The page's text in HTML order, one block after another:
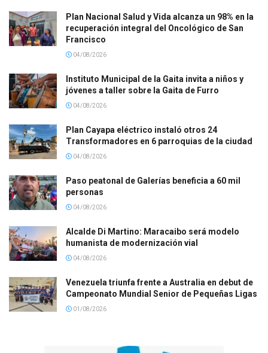
Plan Nacional Salud y Vida alcanza un 98% en la
recuperación integral del Oncológico de San
Francisco
04/08/2026
Instituto Municipal de la Gaita invita a niños y
jóvenes a taller sobre la Gaita de Furro
04/08/2026
Plan Cayapa eléctrico instaló otros 24
Transformadores en 6 parroquias de la ciudad
04/08/2026
Paso peatonal de Galerías beneficia a 60 mil
personas
04/08/2026
Alcalde Di Martino: Maracaibo será modelo
humanista de modernización vial
04/08/2026
Venezuela triunfa frente a Australia en debut de
Campeonato Mundial Senior de Pequeñas Ligas
01/08/2026